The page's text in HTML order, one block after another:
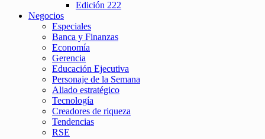
Edición 222
Negocios
Especiales
Banca y Finanzas
Economía
Gerencia
Educación Ejecutiva
Personaje de la Semana
Aliado estratégico
Tecnología
Creadores de riqueza
Tendencias
RSE